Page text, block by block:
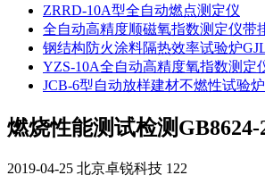
ZRRD-10A型全自动燃点测定仪
全自动高精度顺磁氧指数测定仪带
钢结构防火涂料隔热效率试验炉
YZS-10A全自动高精度氧指数测定
JCB-6型自动放样建材不燃性试验炉
燃烧性能测试检测
2019-04-25 北京卓锐科技 122